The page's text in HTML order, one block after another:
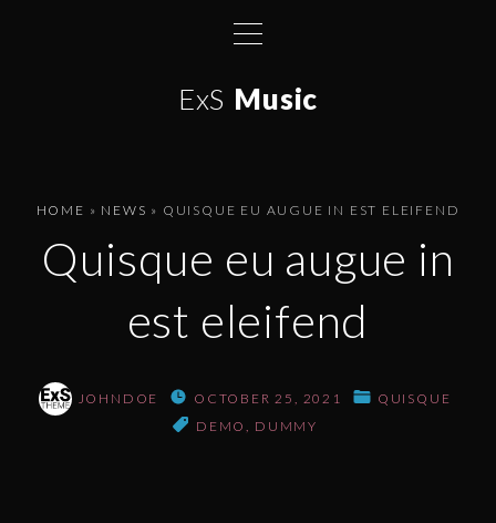
ExS Music
HOME » NEWS » QUISQUE EU AUGUE IN EST ELEIFEND
Quisque eu augue in
est eleifend
JOHNDOE OCTOBER 25, 2021
QUISQUE
DEMO DUMMY